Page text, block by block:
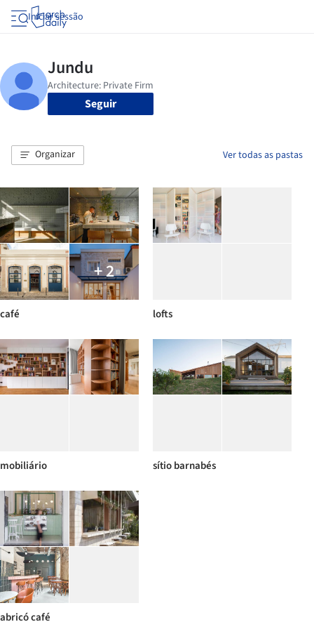
Iniciar sessão
Seguir
Organizar Ver todas as pastas
+ 2
café lofts
mobiliário sítio barnabés
abricó café